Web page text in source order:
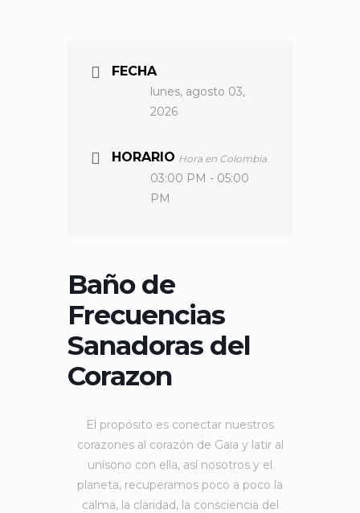
FECHA
lunes, agosto 03,
2026
HORARIO Hora en Colombia
03:00 PM - 05:00
PM
Baño de
Frecuencias
Sanadoras del
Corazon
El propósito es conectar nuestros
corazones al corazón de Gaia y latir al
unísono con ella, así nosotros y el
planeta, recuperamos poco a poco la
calma, la claridad, la consciencia del